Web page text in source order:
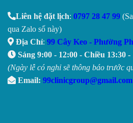
Liên hệ đặt lịch: 0797 28 47 99
qua Zalo số này)
Địa Chỉ: 99 Cây Keo - Phường
Sáng 9:00 - 12:00 - Chiều 13:30
(Ngày lễ có nghỉ sẽ thông báo trước
Email: 99clinicgroup@gmail.com